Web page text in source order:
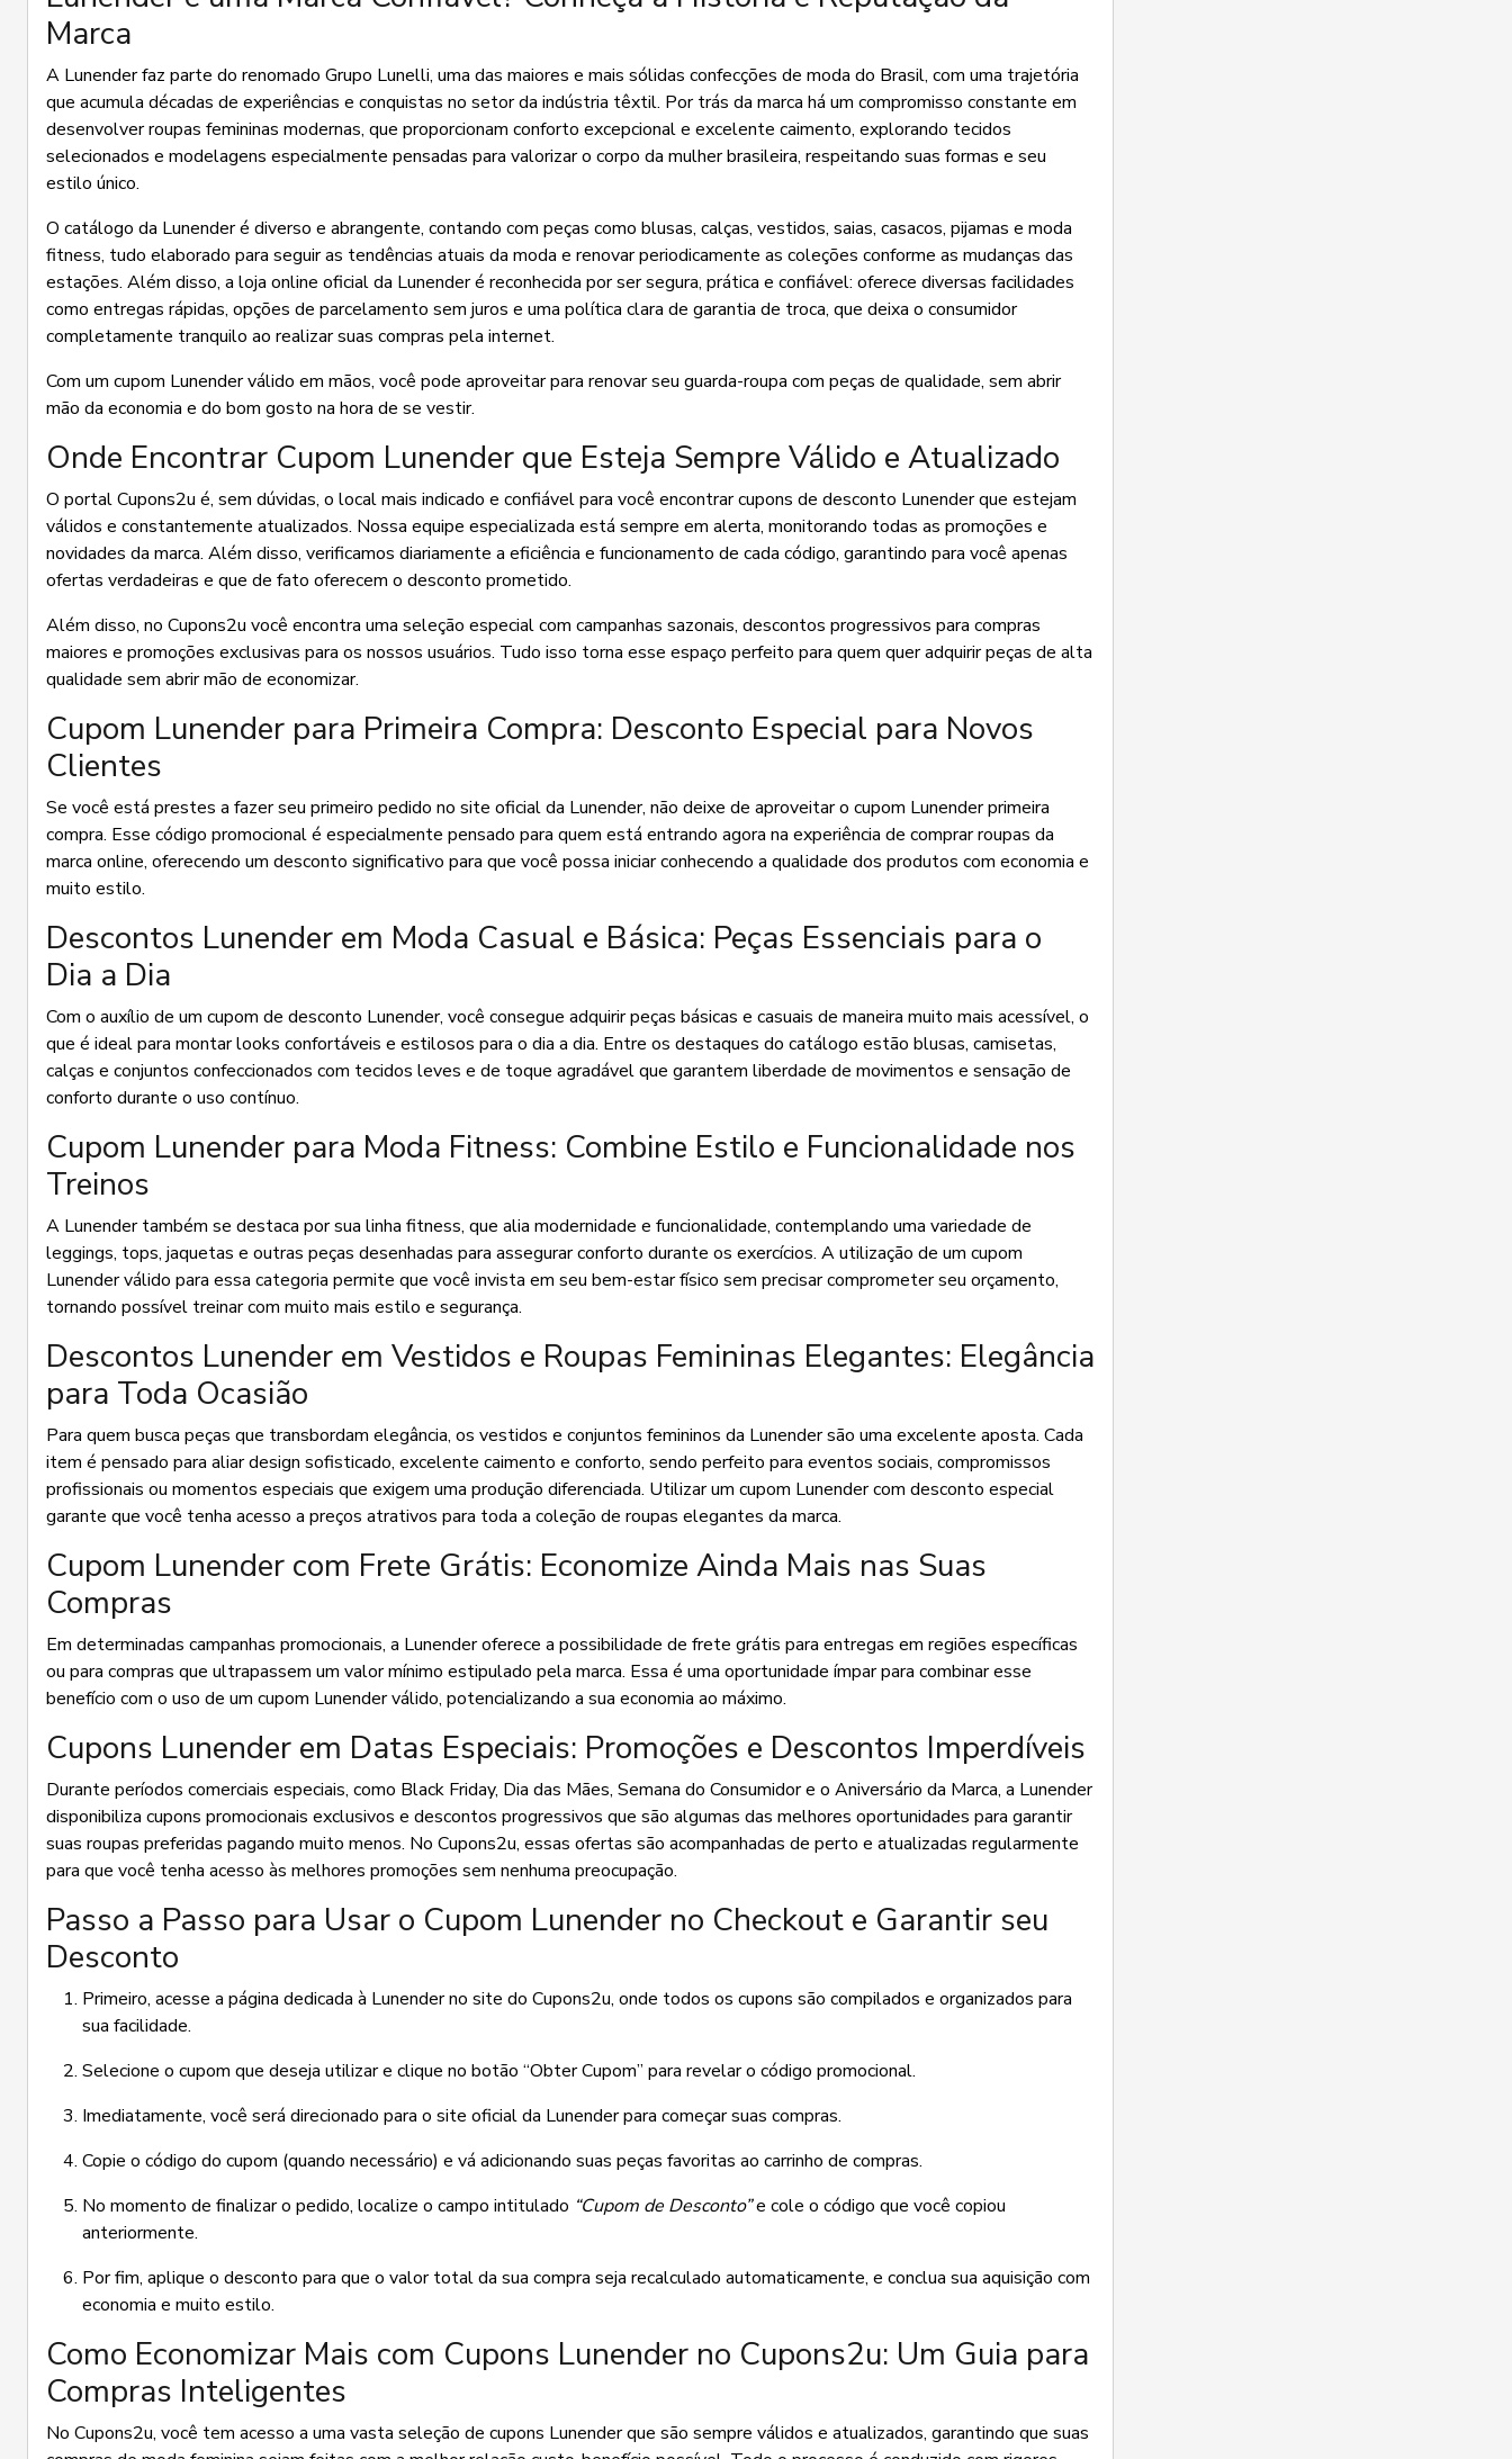
Marca
A Lunender faz parte do renomado Grupo Lunelli, uma das maiores e mais sólidas confecções de moda do Brasil, com uma trajetória
que acumula décadas de experiências e conquistas no setor da indústria têxtil. Por trás da marca há um compromisso constante em
desenvolver roupas femininas modernas, que proporcionam conforto excepcional e excelente caimento, explorando tecidos
selecionados e modelagens especialmente pensadas para valorizar o corpo da mulher brasileira, respeitando suas formas e seu
estilo único.
O catálogo da Lunender é diverso e abrangente, contando com peças como blusas, calças, vestidos, saias, casacos, pijamas e moda
fitness, tudo elaborado para seguir as tendências atuais da moda e renovar periodicamente as coleções conforme as mudanças das
estações. Além disso, a loja online oficial da Lunender é reconhecida por ser segura, prática e confiável: oferece diversas facilidades
como entregas rápidas, opções de parcelamento sem juros e uma política clara de garantia de troca, que deixa o consumidor
completamente tranquilo ao realizar suas compras pela internet.
Com um cupom Lunender válido em mãos, você pode aproveitar para renovar seu guarda-roupa com peças de qualidade, sem abrir
mão da economia e do bom gosto na hora de se vestir.
Onde Encontrar Cupom Lunender que Esteja Sempre Válido e Atualizado
O portal Cupons2u é, sem dúvidas, o local mais indicado e confiável para você encontrar cupons de desconto Lunender que estejam
válidos e constantemente atualizados. Nossa equipe especializada está sempre em alerta, monitorando todas as promoções e
novidades da marca. Além disso, verificamos diariamente a eficiência e funcionamento de cada código, garantindo para você apenas
ofertas verdadeiras e que de fato oferecem o desconto prometido.
Além disso, no Cupons2u você encontra uma seleção especial com campanhas sazonais, descontos progressivos para compras
maiores e promoções exclusivas para os nossos usuários. Tudo isso torna esse espaço perfeito para quem quer adquirir peças de alta
qualidade sem abrir mão de economizar.
Cupom Lunender para Primeira Compra: Desconto Especial para Novos
Clientes
Se você está prestes a fazer seu primeiro pedido no site oficial da Lunender, não deixe de aproveitar o cupom Lunender primeira
compra. Esse código promocional é especialmente pensado para quem está entrando agora na experiência de comprar roupas da
marca online, oferecendo um desconto significativo para que você possa iniciar conhecendo a qualidade dos produtos com economia e
muito estilo.
Descontos Lunender em Moda Casual e Básica: Peças Essenciais para o
Dia a Dia
Com o auxílio de um cupom de desconto Lunender, você consegue adquirir peças básicas e casuais de maneira muito mais acessível, o
que é ideal para montar looks confortáveis e estilosos para o dia a dia. Entre os destaques do catálogo estão blusas, camisetas,
calças e conjuntos confeccionados com tecidos leves e de toque agradável que garantem liberdade de movimentos e sensação de
conforto durante o uso contínuo.
Cupom Lunender para Moda Fitness: Combine Estilo e Funcionalidade nos
Treinos
A Lunender também se destaca por sua linha fitness, que alia modernidade e funcionalidade, contemplando uma variedade de
leggings, tops, jaquetas e outras peças desenhadas para assegurar conforto durante os exercícios. A utilização de um cupom
Lunender válido para essa categoria permite que você invista em seu bem-estar físico sem precisar comprometer seu orçamento,
tornando possível treinar com muito mais estilo e segurança.
Descontos Lunender em Vestidos e Roupas Femininas Elegantes: Elegância
para Toda Ocasião
Para quem busca peças que transbordam elegância, os vestidos e conjuntos femininos da Lunender são uma excelente aposta. Cada
item é pensado para aliar design sofisticado, excelente caimento e conforto, sendo perfeito para eventos sociais, compromissos
profissionais ou momentos especiais que exigem uma produção diferenciada. Utilizar um cupom Lunender com desconto especial
garante que você tenha acesso a preços atrativos para toda a coleção de roupas elegantes da marca.
Cupom Lunender com Frete Grátis: Economize Ainda Mais nas Suas
Compras
Em determinadas campanhas promocionais, a Lunender oferece a possibilidade de frete grátis para entregas em regiões específicas
ou para compras que ultrapassem um valor mínimo estipulado pela marca. Essa é uma oportunidade ímpar para combinar esse
benefício com o uso de um cupom Lunender válido, potencializando a sua economia ao máximo.
Cupons Lunender em Datas Especiais: Promoções e Descontos Imperdíveis
Durante períodos comerciais especiais, como Black Friday, Dia das Mães, Semana do Consumidor e o Aniversário da Marca, a Lunender
disponibiliza cupons promocionais exclusivos e descontos progressivos que são algumas das melhores oportunidades para garantir
suas roupas preferidas pagando muito menos. No Cupons2u, essas ofertas são acompanhadas de perto e atualizadas regularmente
para que você tenha acesso às melhores promoções sem nenhuma preocupação.
Passo a Passo para Usar o Cupom Lunender no Checkout e Garantir seu
Desconto
Primeiro, acesse a página dedicada à Lunender no site do Cupons2u, onde todos os cupons são compilados e organizados para
sua facilidade.
Selecione o cupom que deseja utilizar e clique no botão “Obter Cupom” para revelar o código promocional.
Imediatamente, você será direcionado para o site oficial da Lunender para começar suas compras.
Copie o código do cupom (quando necessário) e vá adicionando suas peças favoritas ao carrinho de compras.
No momento de finalizar o pedido, localize o campo intitulado “Cupom de Desconto”e cole o código que você copiou
anteriormente.
Por fim, aplique o desconto para que o valor total da sua compra seja recalculado automaticamente, e conclua sua aquisição com
economia e muito estilo.
Como Economizar Mais com Cupons Lunender no Cupons2u: Um Guia para
Compras Inteligentes
No Cupons2u, você tem acesso a uma vasta seleção de cupons Lunender que são sempre válidos e atualizados, garantindo que suas